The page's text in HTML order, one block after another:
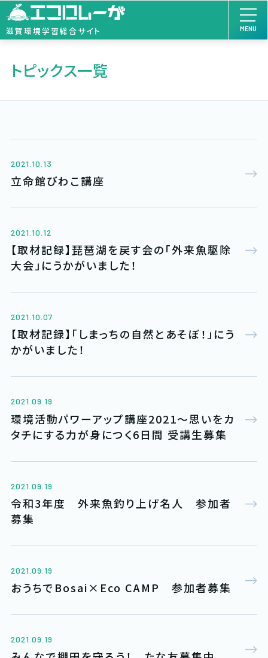
滋賀環境学習総合サイト MENU
トピックス一覧
2021.10.13
立命館びわこ講座
2021.10.12
【取材記録】琵琶湖を戻す会の「外来魚駆除
大会」にうかがいました！
2021.10.07
【取材記録】「しまっちの自然とあそぼ！」にう
かがいました！
2021.09.19
環境活動パワーアップ講座2021～思いをカ
タチにする力が身につく6日間 受講生募集
2021.09.19
令和3年度 外来魚釣り上げ名人 参加者
募集
2021.09.19
おうちでBosai×Eco CAMP 参加者募集
2021.09.19